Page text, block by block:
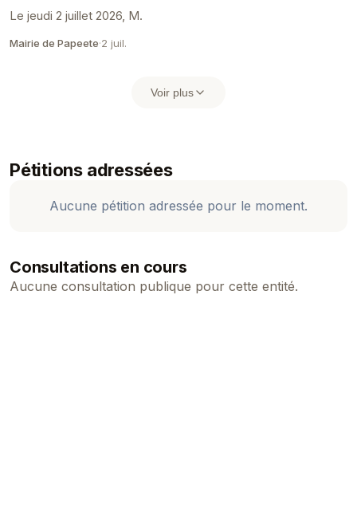
Le jeudi 2 juillet 2026, M.
Mairie de Papeete·2 juil.
Voir plus
Pétitions adressées
Aucune pétition adressée pour le moment.
Consultations en cours
Aucune consultation publique pour cette entité.